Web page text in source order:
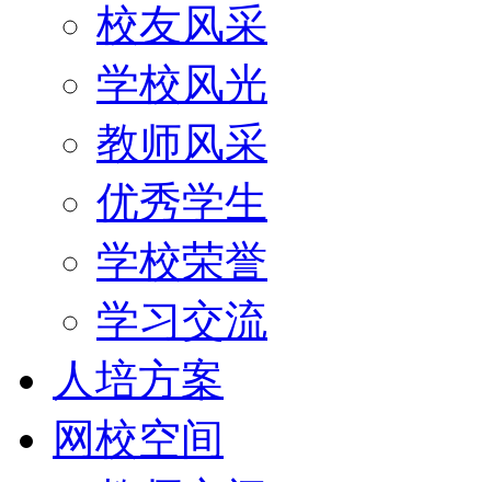
校友风采
学校风光
教师风采
优秀学生
学校荣誉
学习交流
人培方案
网校空间